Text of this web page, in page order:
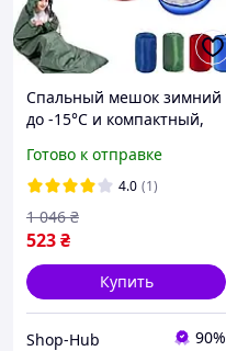
Спальный мешок зимний
до -15°C и компактный,
для похода и рыбалки код
391845
Готово к отправке
4.0 (1)
523₴
1 046 ₴
Купить
Shop-Hub 90%